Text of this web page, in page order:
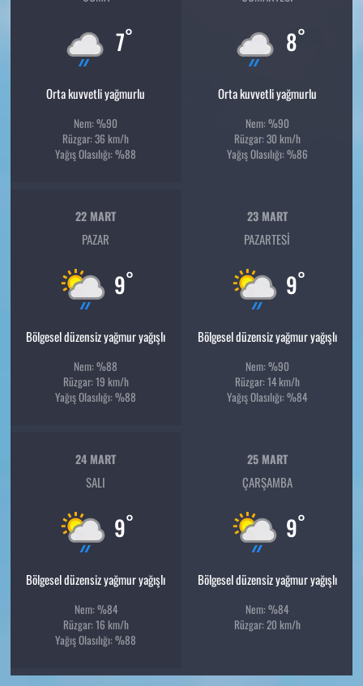
7°
Orta kuvvetli yağmurlu
Nem: %90
Rüzgar: 36 km/h
Yağış Olasılığı: %88
8°
Orta kuvvetli yağmurlu
Nem: %90
Rüzgar: 30 km/h
Yağış Olasılığı: %86
22 MART
PAZAR
9°
Bölgesel düzensiz yağmur yağışlı
Nem: %88
Rüzgar: 19 km/h
Yağış Olasılığı: %88
23 MART
PAZARTESI
9°
Bölgesel düzensiz yağmur yağışlı
Nem: %90
Rüzgar: 14 km/h
Yağış Olasılığı: %84
24 MART
SALI
9°
Bölgesel düzensiz yağmur yağışlı
Nem: %84
Rüzgar: 16 km/h
Yağış Olasılığı: %88
25 MART
ÇARŞAMBA
9°
Bölgesel düzensiz yağmur yağışlı
Nem: %84
Rüzgar: 20 km/h